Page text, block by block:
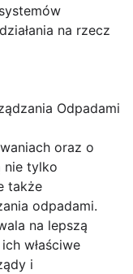
na rzecz
Odpadami
oraz o
nie tylko
także
odpadami.
na lepszą
właściwe
i